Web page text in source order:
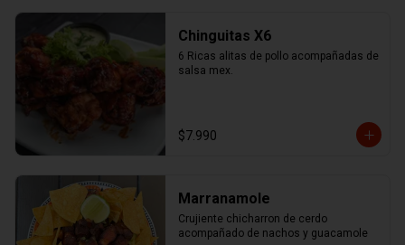
Chinguitas X6
6 Ricas alitas de pollo acompañadas de
salsa mex.
$7.990
Marranamole
Crujiente chicharron de cerdo
acompañado de nachos y guacamole